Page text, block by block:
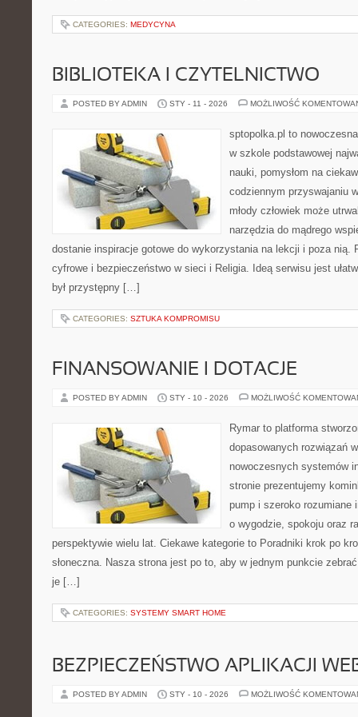
CATEGORIES: MEDYCYNA
BIBLIOTEKA I CZYTELNICTWO
POSTED BY ADMIN STY - 11 - 2026 MOŻLIWOŚĆ
sptopolka.pl to
w szkole podstawowej
nauki, pomysłom na
codziennym przyswajaniu
młody człowiek może
narzędzia do mądrego
dostanie inspiracje gotowe do wykorzystania na lekcji i poza nią.
cyfrowe i bezpieczeństwo w sieci i Religia. Ideą serwisu jest
był przystępny […]
CATEGORIES: SZTUKA KOMPROMISU
FINANSOWANIE I DOTACJE
POSTED BY ADMIN STY - 10 - 2026 MOŻLIWOŚĆ
Rymar to platforma
dopasowanych rozwiązań
nowoczesnych systemów
stronie prezentujemy
pump i szeroko rozumiane
o wygodzie, spokoju oraz
perspektywie wielu lat. Ciekawe kategorie to Poradniki krok po
słoneczna. Nasza strona jest po to, aby w jednym punkcie
je […]
CATEGORIES: SYSTEMY SMART HOME
BEZPIECZEŃSTWO APLIKACJI
POSTED BY ADMIN STY - 10 - 2026 MOŻLIWOŚĆ